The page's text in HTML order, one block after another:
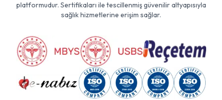
platformudur. Sertifikaları ile tescillenmiş güvenilir altyapısıyla
sağlık hizmetlerine erişim sağlar.